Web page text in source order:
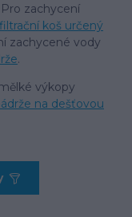
zachycení
filtrační koš určený
zachycené vody
.
výkopy
na dešťovou